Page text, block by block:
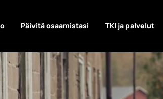
Päivitä osaamistasi TKI ja palvelut
ja